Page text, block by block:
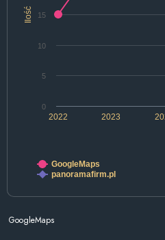
Ilość
2022 2023
0
5
10
15
GoogleMaps
panoramafirm.pl
GoogleMaps